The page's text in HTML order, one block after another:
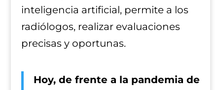
inteligencia artificial, permite a los
radiólogos, realizar evaluaciones
precisas y oportunas.
Hoy, de frente a la pandemia de